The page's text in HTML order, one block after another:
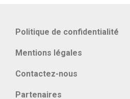
Politique de confidentialité
Mentions légales
Contactez-nous
Partenaires